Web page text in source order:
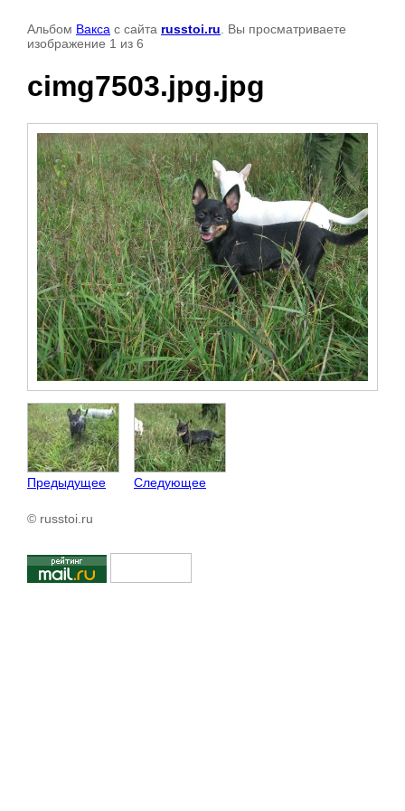
Альбом Вакса с сайта russtoi.ru . Вы просматриваете
изображение 1 из 6
cimg7503.jpg.jpg
Предыдущее Следующее
© russtoi.ru